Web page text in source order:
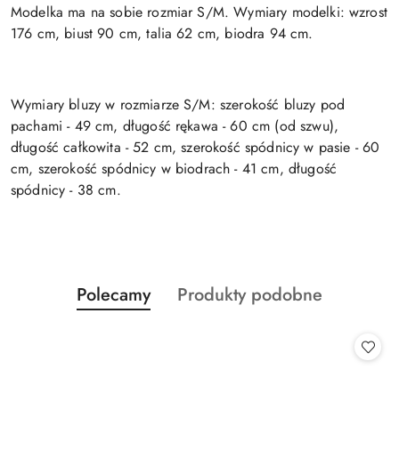
Modelka ma na sobie rozmiar S/M. Wymiary modelki: wzrost
176 cm, biust 90 cm, talia 62 cm, biodra 94 cm.
Wymiary bluzy w rozmiarze S/M: szerokość bluzy pod
pachami - 49 cm, długość rękawa - 60 cm (od szwu),
długość całkowita - 52 cm, szerokość spódnicy w pasie - 60
cm, szerokość spódnicy w biodrach - 41 cm, długość
spódnicy - 38 cm.
Pomiń karuzelę produktów
Produkty
o
Polecamy
Produkty
Produkty podobne